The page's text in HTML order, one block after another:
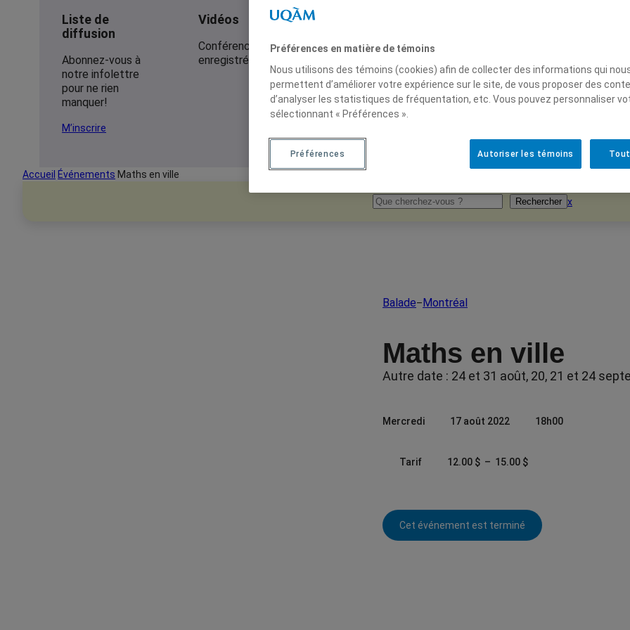
Liste de
diffusion
Abonnez-vous à
notre infolettre
pour ne rien
manquer!
M’inscrire
Vidéos
Conférences
enregistrées
Accueil Événements Maths en ville
Rechercher Rechercher x
Balade–Montréal
Maths en ville
Autre date : 24 et 31 août, 20, 21 et 24
Mercredi 17 août 2022 18h00
Tarif 12.00 $ – 15.00 $P
Cet événement est terminé
Préférences en matière de témoins
Nous utilisons des témoins (cookies) afin de collecter des informations qui
permettent d’améliorer votre expérience sur le site, de vous proposer des
d’analyser les statistiques de fréquentation, etc. Vous pouvez personnaliser
sélectionnant « Préférences ».
Autoriser les témoins
Préférences